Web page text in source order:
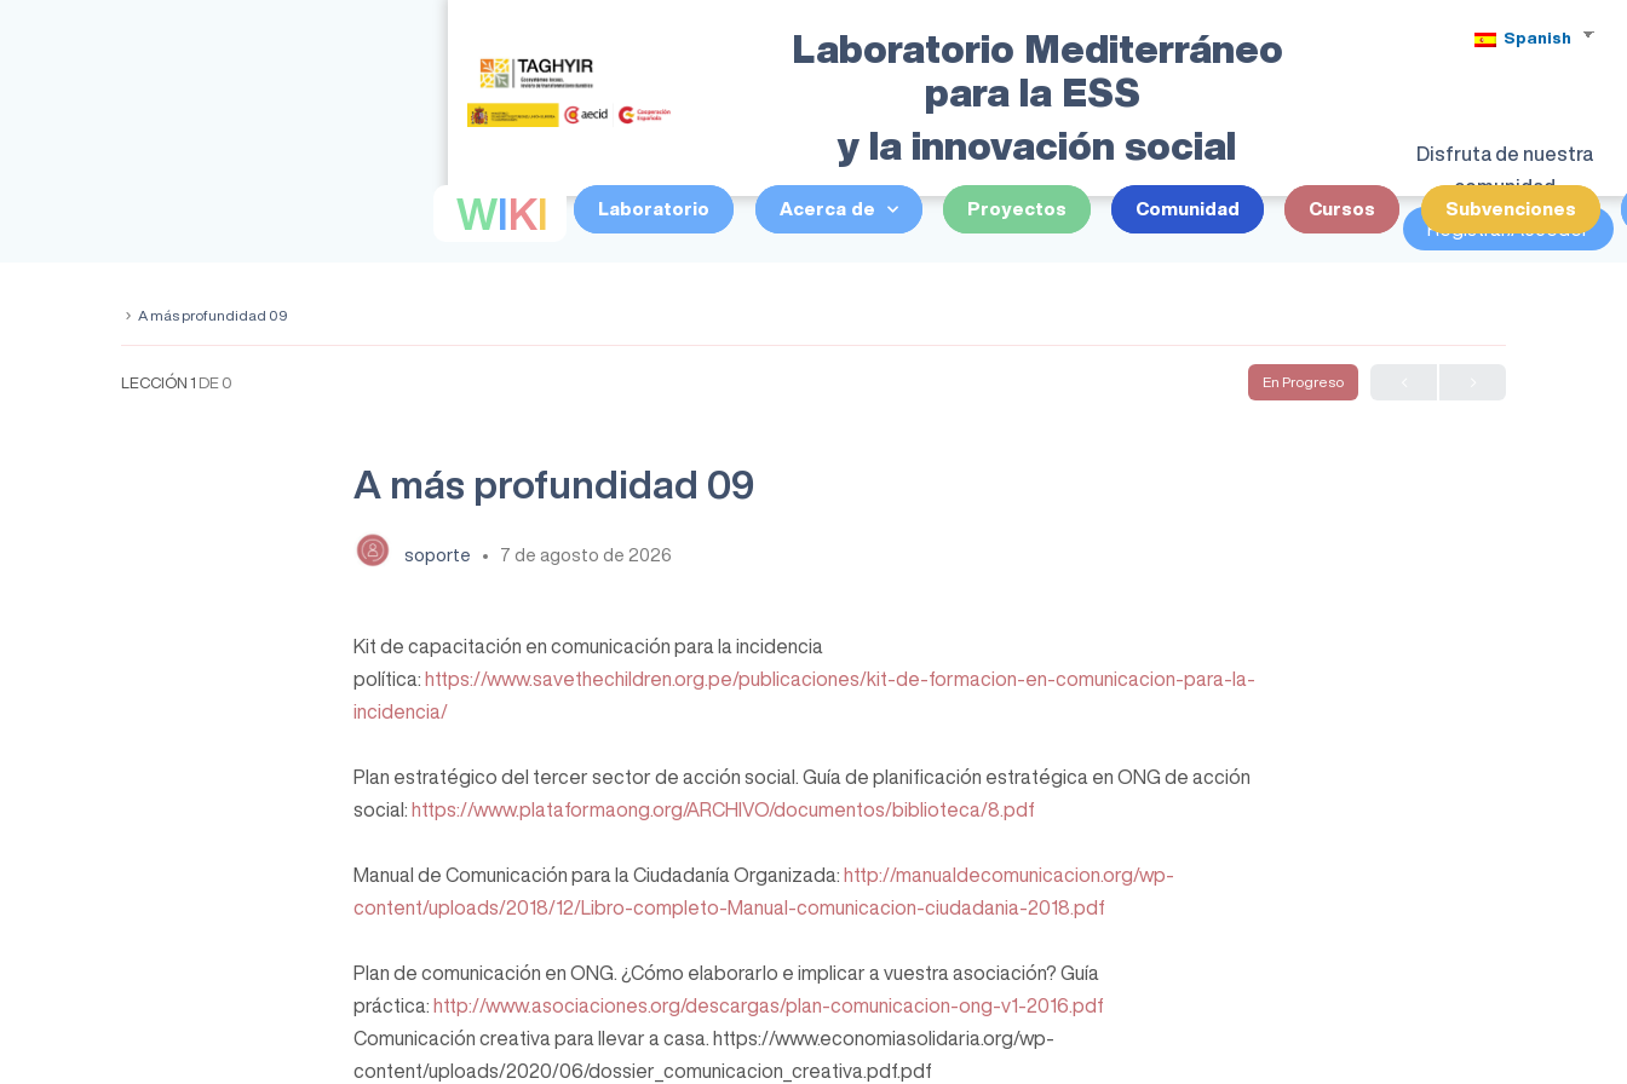
Laboratorio Mediterráneo
para la ESS
y la innovación social
Spanish
WIKI Laboratorio Acerca de Proyectos Comunidad Cursos Subvenciones
Disfruta de nuestra
comunidad
Registrar/Acceder
A más profundidad 09
LECCIÓN 1 DE 0 En Progreso
A más profundidad 09
soporte 7 de agosto de 2026
Kit de capacitación en comunicación para la incidencia
política: https://www.savethechildren.org.pe/publicaciones/kit-de-formacion-en-comunicacion-para-la-
incidencia/
Plan estratégico del tercer sector de acción social. Guía de planificación estratégica en ONG de acción
social: https://www.plataformaong.org/ARCHIVO/documentos/biblioteca/8.pdf
Manual de Comunicación para la Ciudadanía Organizada: http://manualdecomunicacion.org/wp-
content/uploads/2018/12/Libro-completo-Manual-comunicacion-ciudadania-2018.pdf
Plan de comunicación en ONG. ¿Cómo elaborarlo e implicar a vuestra asociación? Guía
práctica: http://www.asociaciones.org/descargas/plan-comunicacion-ong-v1-2016.pdf
Comunicación creativa para llevar a casa. https://www.economiasolidaria.org/wp-
content/uploads/2020/06/dossier_comunicacion_creativa.pdf.pdf